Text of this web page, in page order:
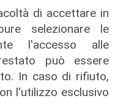
di accettare in
selezionare le
l'accesso alle
può essere
In caso di rifiuto,
l'utilizzo esclusivo